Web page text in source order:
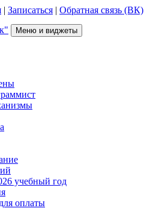
| Записаться | Обратная связь (ВК)
Меню и виджеты
учебный год
оплаты